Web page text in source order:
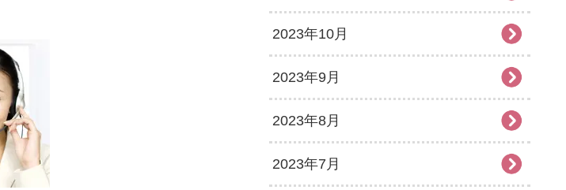
2023年10月
2023年9月
2023年8月
2023年7月